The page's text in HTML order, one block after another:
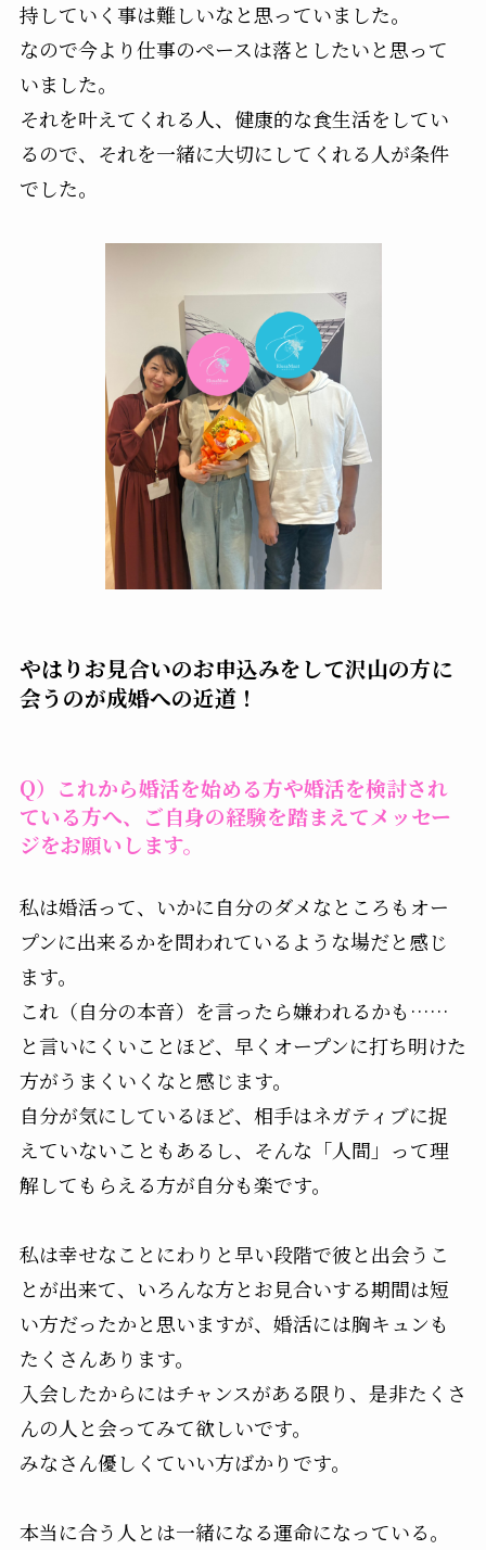
持していく事は難しいなと思っていました。
なので今より仕事のペースは落としたいと思って
いました。
それを叶えてくれる人、健康的な食生活をしてい
るので、それを一緒に大切にしてくれる人が条件
でした。
やはりお見合いのお申込みをして沢山の方に
会うのが成婚への近道！
Q）これから婚活を始める方や婚活を検討され
ている方へ、ご自身の経験を踏まえてメッセー
ジをお願いします。
私は婚活って、いかに自分のダメなところもオー
プンに出来るかを問われているような場だと感じ
ます。
これ（自分の本音）を言ったら嫌われるかも……
と言いにくいことほど、早くオープンに打ち明けた
方がうまくいくなと感じます。
自分が気にしているほど、相手はネガティブに捉
えていないこともあるし、そんな「人間」って理
解してもらえる方が自分も楽です。
私は幸せなことにわりと早い段階で彼と出会うこ
とが出来て、いろんな方とお見合いする期間は短
い方だったかと思いますが、婚活には胸キュンも
たくさんあります。
入会したからにはチャンスがある限り、是非たくさ
んの人と会ってみて欲しいです。
みなさん優しくていい方ばかりです。
本当に合う人とは一緒になる運命になっている。